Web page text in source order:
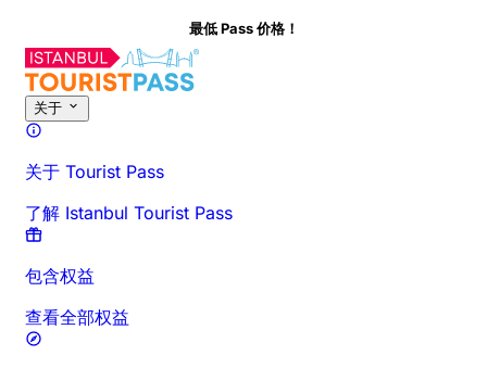
最低 Pass 价格！
关于
关于 Tourist Pass
了解 Istanbul Tourist Pass
包含权益
查看全部权益
时间与时长 详细介绍 出行须知